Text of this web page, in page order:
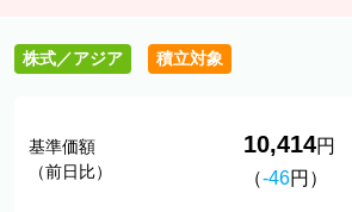
株式／アジア 積立対象
基準価額
（前日比）
10,414円
（-46円）